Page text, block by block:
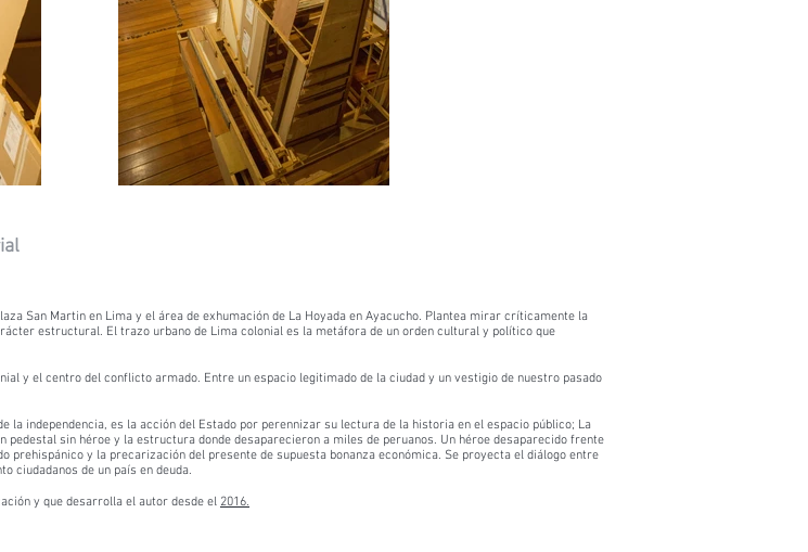
San Martin en Lima y el área de exhumación de La Hoyada en Ayacucho. Plantea mirar críticamente la
estructural. El trazo urbano de Lima colonial es la metáfora de un orden cultural y político que
y el centro del conflicto armado. Entre un espacio legitimado de la ciudad y un vestigio de nuestro pasado
la independencia, es la acción del Estado por perennizar su lectura de la historia en el espacio público; La
sin héroe y la estructura donde desaparecieron a miles de peruanos. Un héroe desaparecido frente
y la precarización del presente de supuesta bonanza económica. Se proyecta el diálogo entre
ciudadanos de un país en deuda.
y que desarrolla el autor desde el 2016.